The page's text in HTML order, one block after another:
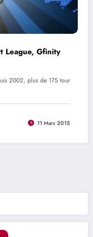
League, Gfinity
2002, plus de 175 tour
11 Mars 2015